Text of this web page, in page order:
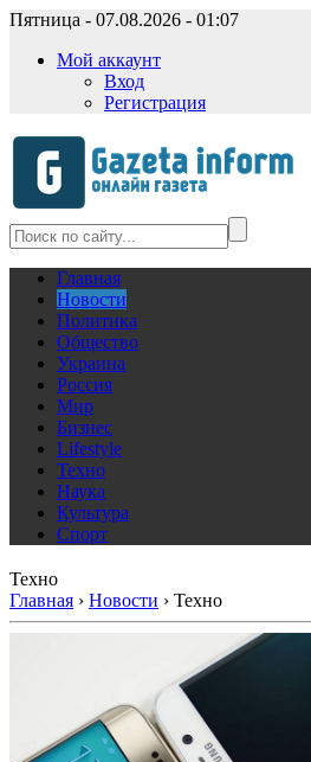
Пятница - 07.08.2026 - 01:07
Мой аккаунт
Вход
Регистрация
Главная
Новости
Политика
Общество
Украина
Россия
Мир
Бизнес
Lifestyle
Техно
Наука
Культура
Спорт
Техно
Главная › Новости › Техно